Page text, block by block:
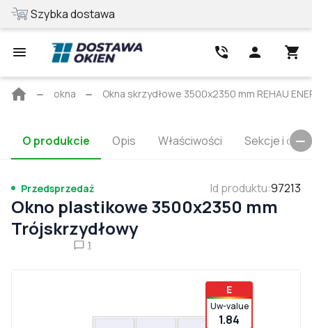
Szybka dostawa
Strona
okna Okna skrzydłowe 3500x2350 mm REHAU
O produkcie Opis Właściwości Sekcje i
Przedsprzedaż Id produktu:97213
Okno plastikowe 3500x2350 mm
Trójskrzydłowy
1
E
Uw-value
1.84